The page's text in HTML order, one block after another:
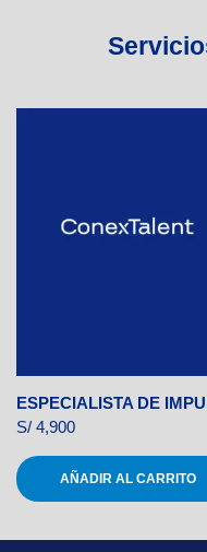
S/ 4,900
AÑADIR AL CARRITO